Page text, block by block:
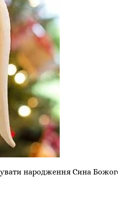
народження Сина